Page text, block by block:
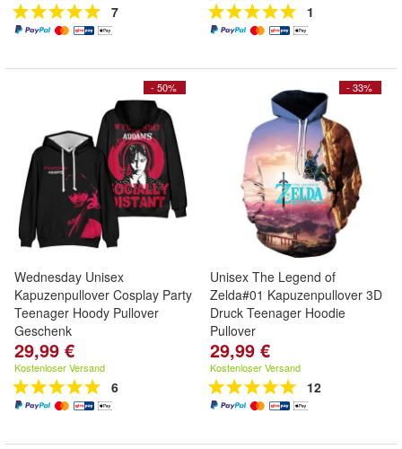
7 1
- 50%
Wednesday Unisex
Kapuzenpullover Cosplay Party
Teenager Hoody Pullover
Geschenk
29,99 €
Kostenloser Versand
6
- 33%
Unisex The Legend of
Zelda#01 Kapuzenpullover 3D
Druck Teenager Hoodie
Pullover
29,99 €
Kostenloser Versand
12